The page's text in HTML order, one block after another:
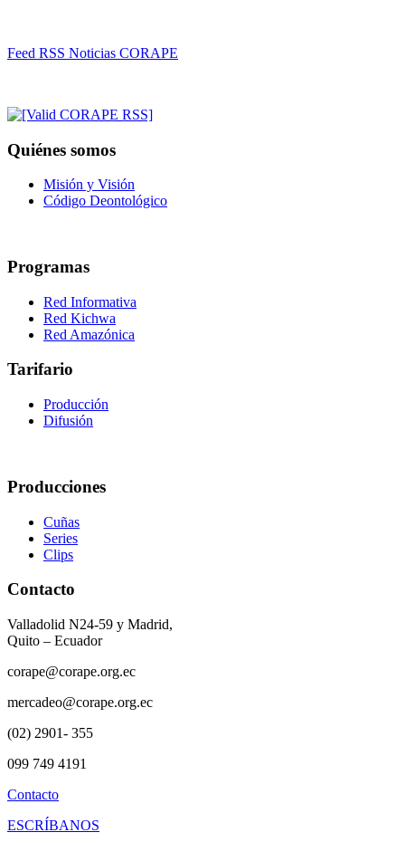
Feed RSS Noticias CORAPE
Quiénes somos
Misión y Visión
Código Deontológico
Programas
Red Informativa
Red Kichwa
Red Amazónica
Tarifario
Producción
Difusión
Producciones
Cuñas
Series
Clips
Contacto
Valladolid N24-59 y Madrid,
Quito – Ecuador
corape@corape.org.ec
mercadeo@corape.org.ec
(02) 2901- 355
099 749 4191
Contacto
ESCRÍBANOS